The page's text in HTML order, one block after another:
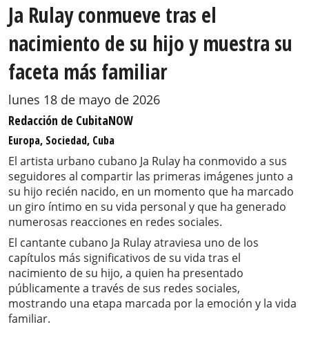
Ja Rulay conmueve tras el
nacimiento de su hijo y muestra su
faceta más familiar
lunes 18 de mayo de 2026
Redacción de CubitaNOW
Europa, Sociedad, Cuba
El artista urbano cubano Ja Rulay ha conmovido a sus
seguidores al compartir las primeras imágenes junto a
su hijo recién nacido, en un momento que ha marcado
un giro íntimo en su vida personal y que ha generado
numerosas reacciones en redes sociales.
El cantante cubano Ja Rulay atraviesa uno de los
capítulos más significativos de su vida tras el
nacimiento de su hijo, a quien ha presentado
públicamente a través de sus redes sociales,
mostrando una etapa marcada por la emoción y la vida
familiar.